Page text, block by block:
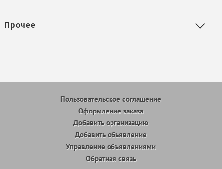
Прочее
Пользовательское соглашение
Оформление заказа
Добавить организацию
Добавить обьявление
Управление объявлениями
Обратная связь